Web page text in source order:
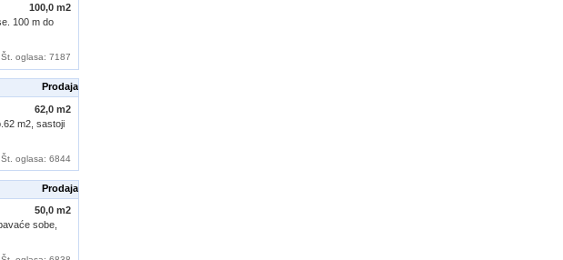
100,0 m2
100 m do
Št. oglasa: 7187
Prodaja
62,0 m2
m2, sastoji
Št. oglasa: 6844
Prodaja
50,0 m2
sobe,